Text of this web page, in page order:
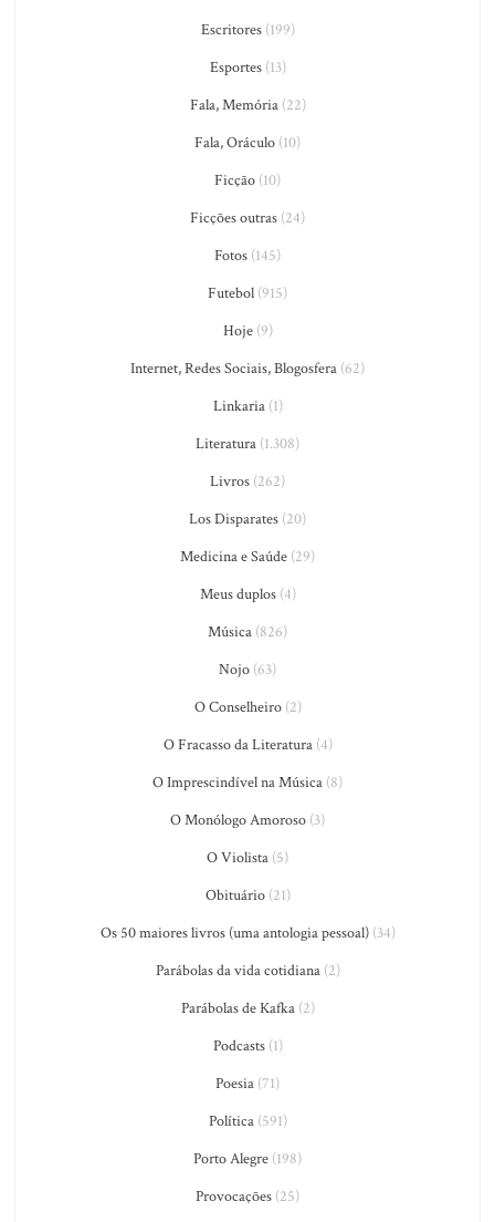
Escritores(199)
Esportes(13)
Fala, Memória(22)
Fala, Oráculo (10)
Ficção (10)
Ficções outras (24)
Fotos (145)
Futebol (915)
Hoje(9)
Internet, Redes Sociais, Blogosfera (62)
Linkaria(1)
Literatura (1.308)
Livros (262)
Los Disparates (20)
Medicina e Saúde (29)
Meus duplos(4)
Música (826)
Nojo (63)
O Conselheiro(2)
O Fracasso da Literatura(4)
O Imprescindível na Música (8)
O Monólogo Amoroso (3)
O Violista (5)
Obituário(21)
Os 50 maiores livros (uma antologia pessoal)(34)
Parábolas da vida cotidiana(2)
Parábolas de Kafka(2)
Podcasts(1)
Poesia (71)
Política(591)
Porto Alegre (198)
Provocações (25)